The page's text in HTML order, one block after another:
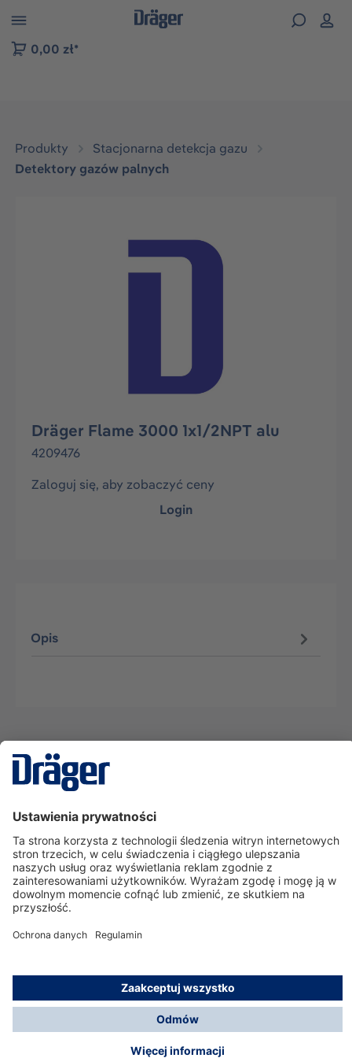
do nawigacji na platformie B2B
0,00 zł*
Produkty
Stacjonarna detekcja gazu
Detektory gazów palnych
Pomiń galerię zdjęć
Dräger Flame 3000 1x1/2NPT alu
4209476
Zaloguj się, aby zobaczyć ceny
Login
Opis
Serwisowa linia hotline
O nas
Korzystanie ze sklepu
© Dräger Polska Sp. z o.o., 2025
*Wszystkie ceny bez VAT, na warunkach opisanych w